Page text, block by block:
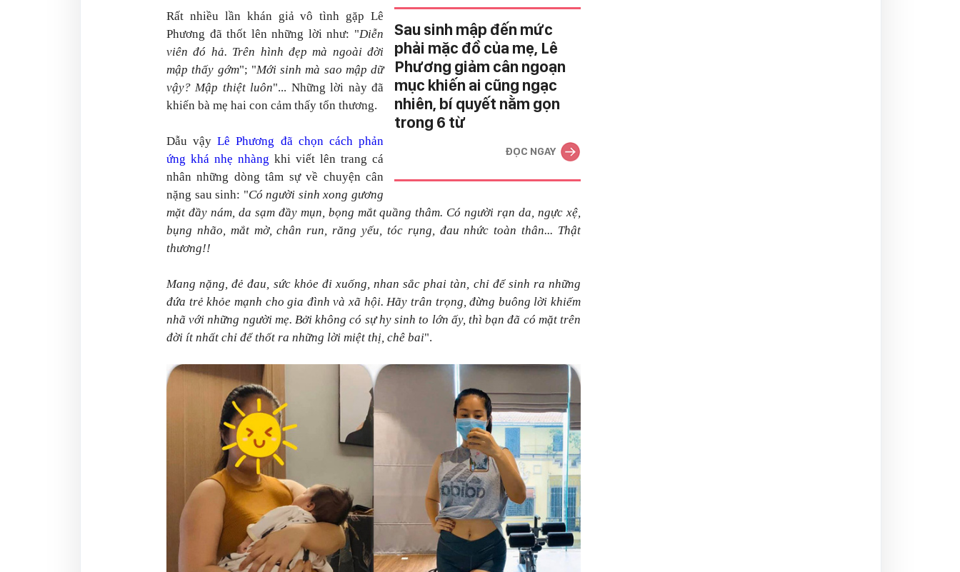
Sau sinh mập đến mức
phải mặc đồ của mẹ, Lê
Phương giảm cân ngoạn
mục khiến ai cũng ngạc
nhiên, bí quyết nằm gọn
trong 6 từ
ĐỌC NGAY
Rất nhiều lần khán giả vô tình gặp Lê
Phương đã thốt lên những lời như: "Diễn
viên đó hả. Trên hình đẹp mà ngoài đời
mập thấy gớm"; "Mới sinh mà sao mập dữ
vậy? Mập thiệt luôn"... Những lời này đã
khiến bà mẹ hai con cảm thấy tổn thương.
Dẫu vậyLê Phương đã chọn cách phản
ứng khá nhẹ nhàng khi viết lên trang cá
nhân những dòng tâm sự về chuyện cân
nặng sau sinh: "Có người sinh xong gương
mặt đầy nám, da sạm đầy mụn, bọng mắt quầng thâm. Có người rạn da, ngực xệ,
bụng nhão, mắt mờ, chân run, răng yếu, tóc rụng, đau nhức toàn thân... Thật
thương!!
Mang nặng, đẻ đau, sức khỏe đi xuống, nhan sắc phai tàn, chỉ để sinh ra những
đứa trẻ khỏe mạnh cho gia đình và xã hội. Hãy trân trọng, đừng buông lời khiếm
nhã với những người mẹ. Bởi không có sự hy sinh to lớn ấy, thì bạn đã có mặt trên
đời ít nhất chỉ để thốt ra những lời miệt thị, chê bai".